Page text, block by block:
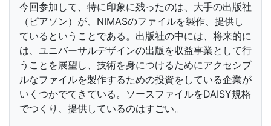
今回参加して、特に印象に残ったのは、大手の出版社
（ピアソン）が、NIMASのファイルを製作、提供し
ているということである。出版社の中には、将来的に
は、ユニバーサルデザインの出版を収益事業として行
うことを展望し、技術を身につけるためにアクセシブ
ルなファイルを製作するための投資をしている企業が
いくつかでてきている。ソースファイルをDAISY規格
でつくり、提供しているのはすごい。